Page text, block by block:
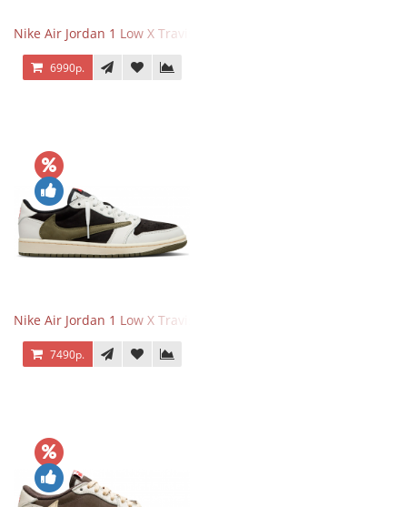
Nike Air Jordan 1 Low X Travis Scott Black Phantom
6990р.
Nike Air Jordan 1 Low X Travis Scott Olive
7490р.